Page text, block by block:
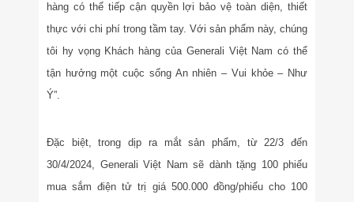
hàng có thể tiếp cận quyền lợi bảo vệ toàn diện, thiết
thực với chi phí trong tầm tay. Với sản phẩm này, chúng
tôi hy vọng Khách hàng của Generali Việt Nam có thể
tận hưởng một cuộc sống An nhiên – Vui khỏe – Như
Ý”.
Đặc biệt, trong dịp ra mắt sản phẩm, từ 22/3 đến
30/4/2024, Generali Việt Nam sẽ dành tặng 100 phiếu
mua sắm điện tử trị giá 500.000 đồng/phiếu cho 100